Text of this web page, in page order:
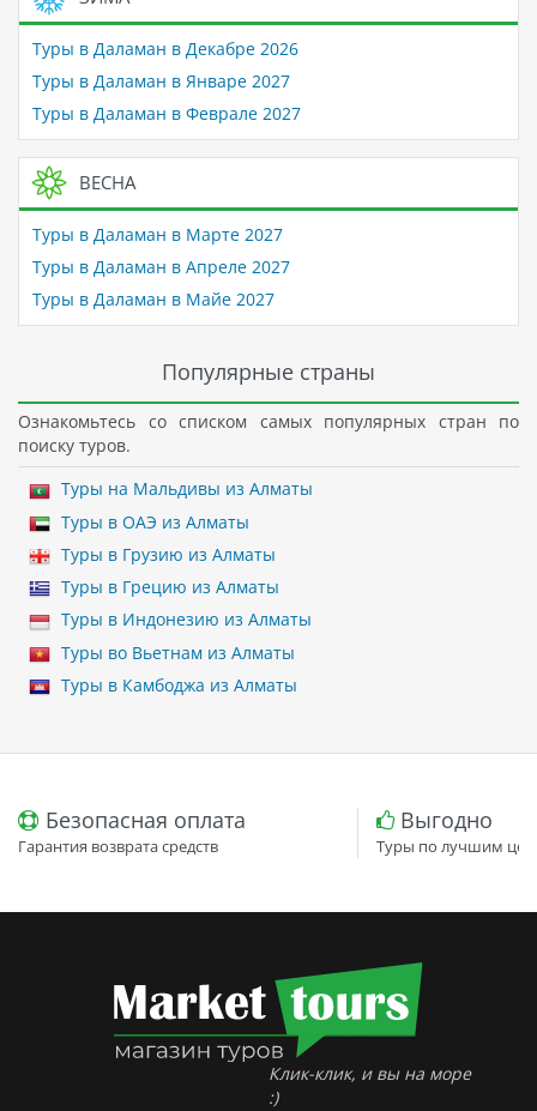
Туры в Даламан в Декабре 2026
Туры в Даламан в Январе 2027
Туры в Даламан в Феврале 2027
ВЕСНА
Туры в Даламан в Марте 2027
Туры в Даламан в Апреле 2027
Туры в Даламан в Майе 2027
Популярные страны
Ознакомьтесь со списком самых популярных стран по
поиску туров.
Туры на Мальдивы из Алматы
Туры в ОАЭ из Алматы
Туры в Грузию из Алматы
Туры в Грецию из Алматы
Туры в Индонезию из Алматы
Туры во Вьетнам из Алматы
Туры в Камбоджа из Алматы
Безопасная оплата
Гарантия возврата средств
Выгодно
Туры по лучшим
Клик-клик, и вы на море
:)